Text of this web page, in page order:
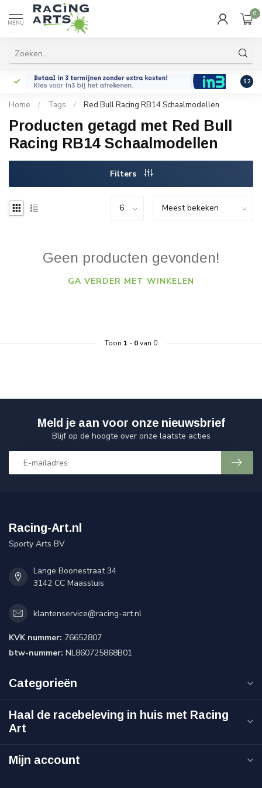
MENU
0
9.2
Home / Tags / Red Bull Racing RB14 Schaalmodellen
Producten getagd met Red Bull
Racing RB14 Schaalmodellen
Filters
Geen producten gevonden!
GA VERDER MET WINKELEN
Toon 1 - 0van 0
Meld je aan voor onze nieuwsbrief
Blijf op de hoogte over onze laatste acties
Racing-Art.nl
Sporty Arts BV
Lange Boonestraat 34
3142 CC Maassluis
klantenservice@racing-art.nl
KVK nummer: 76652807
btw-nummer: NL860725868B01
Categorieën
Haal de racebeleving in huis met Racing
Art
Mijn account